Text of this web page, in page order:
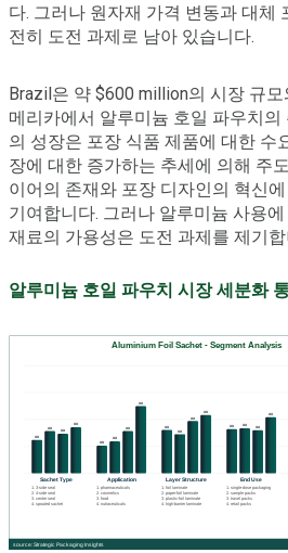
다. 그러나 원자재 가격 변동과 대체
전히 도전 과제로 남아 있습니다.
Brazil은 약 $600 million의 시장 규모
메리카에서 알루미늄 호일 파우치
의 성장은 포장 식품 제품에 대한 수
장에 대한 증가하는 추세에 의해 주
이어의 존재와 포장 디자인의 혁신
기여합니다. 그러나 알루미늄 사용
재료의 가용성은 도전 과제를 제기합
알루미늄 호일 파우치 시장 세분화